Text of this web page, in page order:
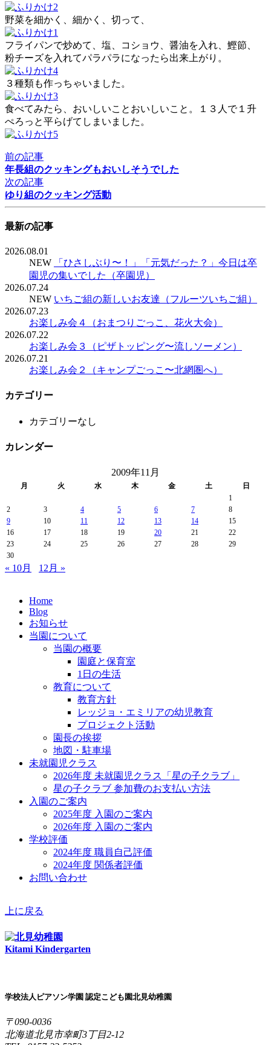
野菜を細かく、細かく、切って、
フライパンで炒めて、塩、コショウ、醤油を入れ、鰹節、
粉チーズを入れてパラパラになったら出来上がり。
３種類も作っちゃいました。
食べてみたら、おいしいことおいしいこと。１３人で１升
ぺろっと平らげてしまいました。
前の記事
年長組のクッキングもおいしそうでした
次の記事
ゆり組のクッキング活動
最新の記事
2026.08.01
NEW
「ひさしぶり〜！」「元気だった？」今日は卒
園児の集いでした（卒園児）
2026.07.24
NEW いちご組の新しいお友達（フルーツいちご組）
2026.07.23
お楽しみ会４（おまつりごっこ、花火大会）
2026.07.22
お楽しみ会３（ピザトッピング〜流しソーメン）
2026.07.21
お楽しみ会２（キャンプごっこ〜北網圏へ）
カテゴリー
カテゴリーなし
カレンダー
2009年11月
月 火 水 木 金 土
日
1
2
3 4 5 6 7
8
9
10 11 12 13 14
15
16
17 18 19 20 21
22
23
24 25 26 27 28
29
30
« 10月 12月 »
Home
Blog
お知らせ
当園について
当園の概要
園庭と保育室
1日の生活
教育について
教育方針
レッジョ・エミリアの幼児教育
プロジェクト活動
園長の挨拶
地図・駐車場
未就園児クラス
2026年度 未就園児クラス「星の子クラブ」
星の子クラブ 参加費のお支払い方法
入園のご案内
2025年度 入園のご案内
2026年度 入園のご案内
学校評価
2024年度 職員自己評価
2024年度 関係者評価
お問い合わせ
上に戻る
Kitami Kindergarten
学校法人ピアソン学園 認定こども園北見幼稚園
〒090-0036
北海道北見市幸町3丁目2-12